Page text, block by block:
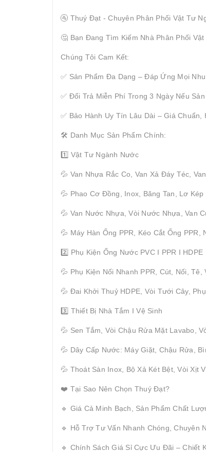
🚰 Thuý Đạt - Chuyên Phân Phối Vật Tư
🤔 Bạn Đang Tìm Kiếm Nhà Phân Phối
Chúng Tôi Cam Kết:
✅ Sản Phẩm Đa Dạng – Đáp Ứng Mọi
✅ Đổi Trả Miễn Phí Trong 3 Ngày Nếu
✅ Bảo Hành Uy Tín Lâu Dài – Giá Chuẩn,
🛠 Danh Mục Sản Phẩm Chính:
1️⃣ Vật Tư Ngành Nước
💦 Van Nhựa Rắc Co, Van Xả Đáy Téc,
💦 Phao Cơ Đồng, Inox, Băng Tan, Lơ
💦 Van Nước Nhựa, Vòi Nước Nhựa, Van
💦 Máy Hàn Ống PPR, Kéo Cắt Ống PPR,
2️⃣ Phụ Kiện Ống Nước PVC I PPR I HDPE
💦 Phụ Kiện Nối Nhanh PPR, Cút, Nối, Tê,
💦 Đai Khởi Thuỷ HDPE, Vòi Tưới Cây, Phụ
3️⃣ Thiết Bị Nhà Tắm I Vệ Sinh
💦 Sen Tắm, Vòi Chậu Rửa Mặt Lavabo,
💦 Dây Cấp Nước: Máy Giặt, Chậu Rửa,
💦 Thoát Sàn Inox, Bộ Xả Két Bệt, Vòi Xịt
❤️ Tại Sao Nên Chọn Thuý Đạt?
🔹 Giá Cả Minh Bạch, Sản Phẩm Chất
🔹 Hỗ Trợ Tư Vấn Nhanh Chóng, Chuyên
🔹 Chính Sách Giá Sỉ Cực Ưu Đãi – Chiết